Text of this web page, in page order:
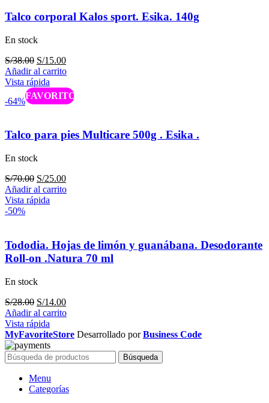
Talco corporal Kalos sport. Esika. 140g
En stock
S/38.00 El
precio
original
era:
S/38.00.
S/15.00El
precio
es:
S/15.00.
Añadir al carrito
Vista rápida
-64%
Caliente
Talco para pies Multicare 500g . Esika .
En stock
S/70.00 El
precio
original
S/25.00El
precio
Añadir al carrito
Vista rápida
-50%
Tododia. Hojas de limón y guanábana. Desodorante
Roll-on .Natura 70 ml
En stock
S/28.00 El
precio
original
era:
S/28.00.
S/14.00El
precio
es:
Añadir al carrito
Vista rápida
MyFavoriteStore Desarrollado porBusiness Code
Búsqueda
Menu
Categorías